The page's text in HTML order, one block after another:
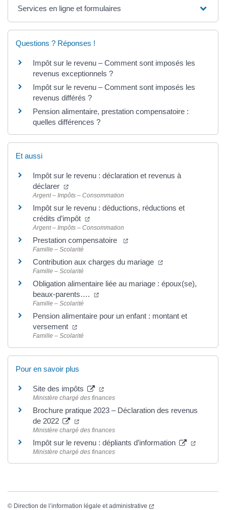
Services en ligne et formulaires
Questions ? Réponses !
Impôt sur le revenu – Comment sont imposés les
revenus exceptionnels ?
Impôt sur le revenu – Comment sont imposés les
revenus différés ?
Pension alimentaire, prestation compensatoire :
quelles différences ?
Et aussi
Impôt sur le revenu : déclaration et revenus à
déclarer
Argent – Impôts – Consommation
Impôt sur le revenu : déductions, réductions et
crédits d’impôt
Argent – Impôts – Consommation
Prestation compensatoire
Famille – Scolarité
Contribution aux charges du mariage
Famille – Scolarité
Obligation alimentaire liée au mariage : époux(se),
beaux-parents….
Famille – Scolarité
Pension alimentaire pour un enfant : montant et
versement
Famille – Scolarité
Pour en savoir plus
Site des impôts
Ministère chargé des finances
Brochure pratique 2023 – Déclaration des revenus
de 2022
Ministère chargé des finances
Impôt sur le revenu : dépliants d’information
Ministère chargé des finances
© Direction de l’information légale et administrative